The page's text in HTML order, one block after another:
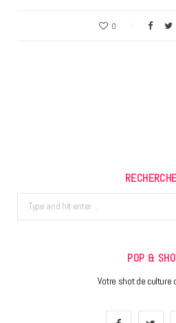
0
Search
for:
POP &
Votre shot de culture